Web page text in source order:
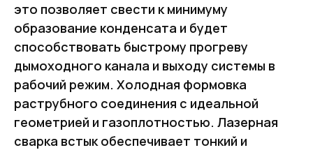
это позволяет свести к минимуму
образование конденсата и будет
способствовать быстрому прогреву
дымоходного канала и выходу системы в
рабочий режим. Холодная формовка
раструбного соединения с идеальной
геометрией и газоплотностью. Лазерная
сварка встык обеспечивает тонкий и